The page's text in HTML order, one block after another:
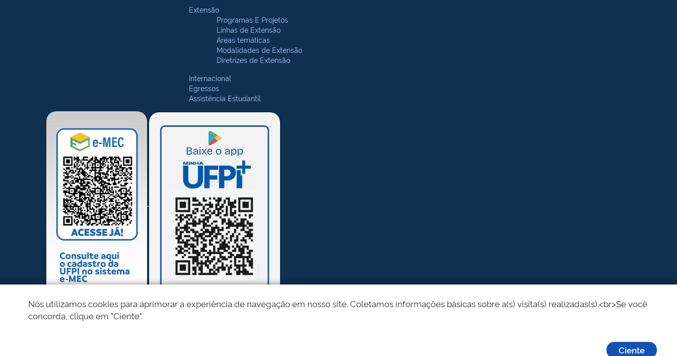
Extensão
Programas E Projetos
Linhas de Extensão
Áreas temáticas
Modalidades de Extensão
Diretrizes de Extensão
Internacional
Egressos
Assistência Estudantil
Nós utilizamos cookies para aprimorar a experiência de navegação em nosso site. Coletamos informações básicas sobre a(s) visita(s) realizadas(s).<br>Se você
concorda, clique em "Ciente".
Ciente